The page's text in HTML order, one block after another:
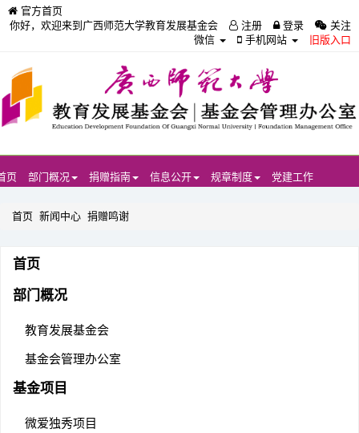
官方首页
你好，欢迎来到广西师范大学教育发展基金会
注册 登录
关注
微信
手机网站 旧版入口
页 部门概况 捐赠指南 信息公开 规章制度 党建工作
首页 新闻中心 捐赠鸣谢
首页
部门概况
教育发展基金会
基金会管理办公室
基金项目
微爱独秀项目